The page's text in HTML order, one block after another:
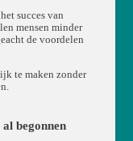
succes van
mensen minder
de voordelen
te maken zonder
begonnen